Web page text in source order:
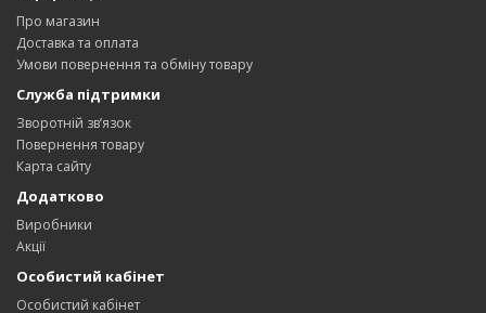
Про магазин
Доставка та оплата
Умови повернення та обміну товару
Служба підтримки
Зворотній зв’язок
Повернення товару
Карта сайту
Додатково
Виробники
Акції
Особистий кабінет
Особистий кабінет